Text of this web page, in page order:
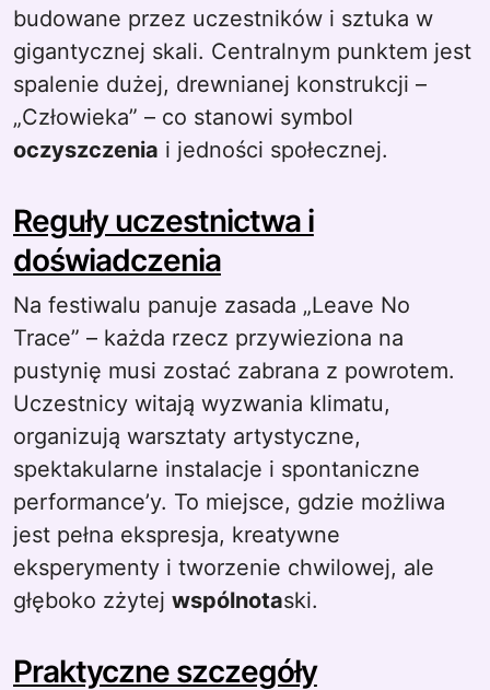
budowane przez uczestników i sztuka w
gigantycznej skali. Centralnym punktem jest
spalenie dużej, drewnianej konstrukcji –
„Człowieka” – co stanowi symbol
oczyszczenia i jedności społecznej.
Reguły uczestnictwa i
doświadczenia
Na festiwalu panuje zasada „Leave No
Trace” – każda rzecz przywieziona na
pustynię musi zostać zabrana z powrotem.
Uczestnicy witają wyzwania klimatu,
organizują warsztaty artystyczne,
spektakularne instalacje i spontaniczne
performance’y. To miejsce, gdzie możliwa
jest pełna ekspresja, kreatywne
eksperymenty i tworzenie chwilowej, ale
głęboko zżytej wspólnotaski.
Praktyczne szczegóły